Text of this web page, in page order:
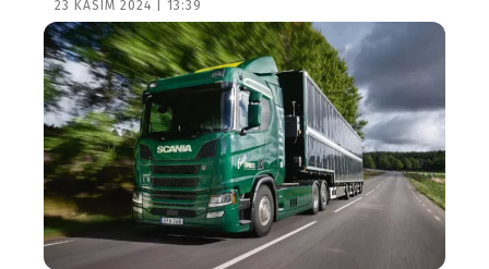
23 KASIM 2024 | 13:39